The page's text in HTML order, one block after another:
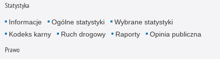
Statystyka
Informacje Ogólne statystyki
Wybrane statystyki
Kodeks karny
Ruch drogowy Raporty Opinia publiczna
Prawo